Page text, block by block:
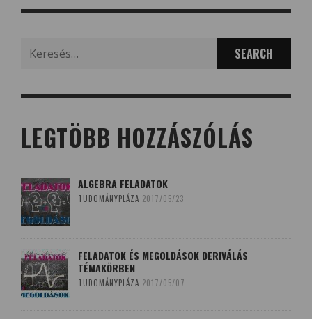
LEGTÖBB HOZZÁSZÓLÁS
ALGEBRA FELADATOK
TUDOMÁNYPLÁZA 2017/05/23
FELADATOK ÉS MEGOLDÁSOK DERIVÁLÁS
TÉMAKÖRBEN
TUDOMÁNYPLÁZA 2017/05/07